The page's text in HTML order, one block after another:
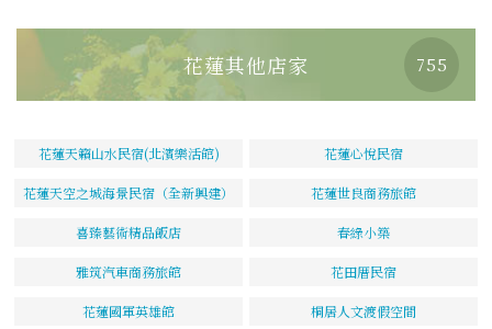
花蓮其他店家 755
花蓮天籟山水民宿(北濱樂活館) 花蓮心悅民宿
花蓮天空之城海景民宿（全新興建） 花蓮世良商務旅館
喜臻藝術精品飯店 春綠小築
雅筑汽車商務旅館 花田厝民宿
花蓮國軍英雄館 桐居人文渡假空間